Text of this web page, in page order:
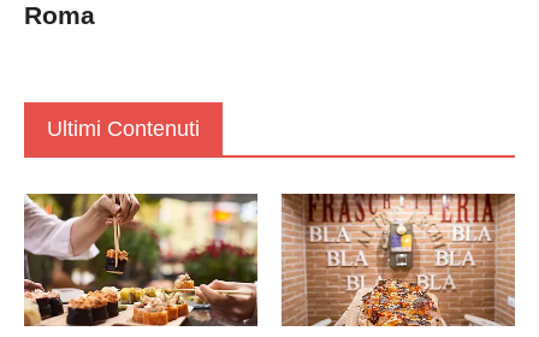
Home
Interviste
Territori
Answer
Newsletter
Roma
Ultimi Contenuti